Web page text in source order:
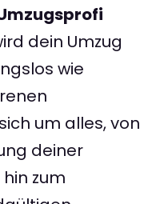
dein Umzug
wie
um alles, von
deiner
zum